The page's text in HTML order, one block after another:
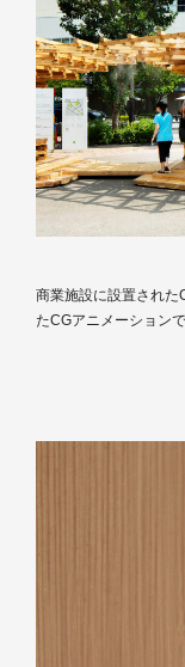
商業施設に設置された
たCGアニメーション